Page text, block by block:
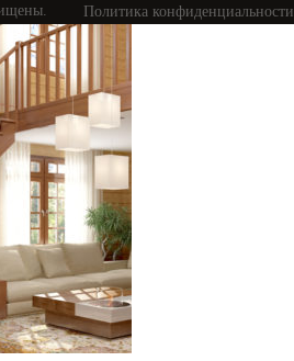
Политика конфиденциальности